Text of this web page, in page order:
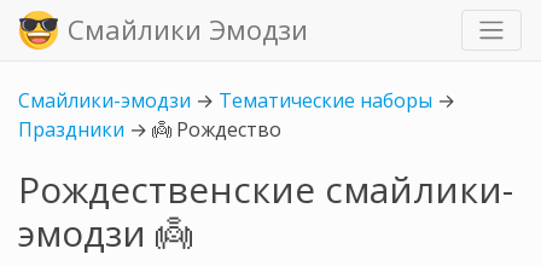
Смайлики Эмодзи
Смайлики-эмодзи → Тематические наборы →
Праздники → 👼 Рождество
Рождественские смайлики-
эмодзи 👼